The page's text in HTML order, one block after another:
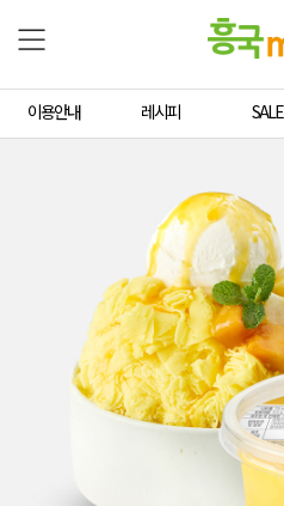
이용안내 레시피 SALE